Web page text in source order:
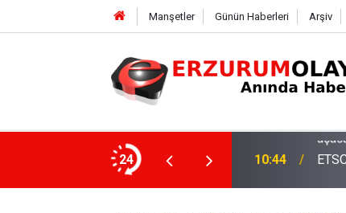
Manşetler Günün Haberleri Arşiv
24
maçıyla tam kapasiteyle kapılarını
10:44